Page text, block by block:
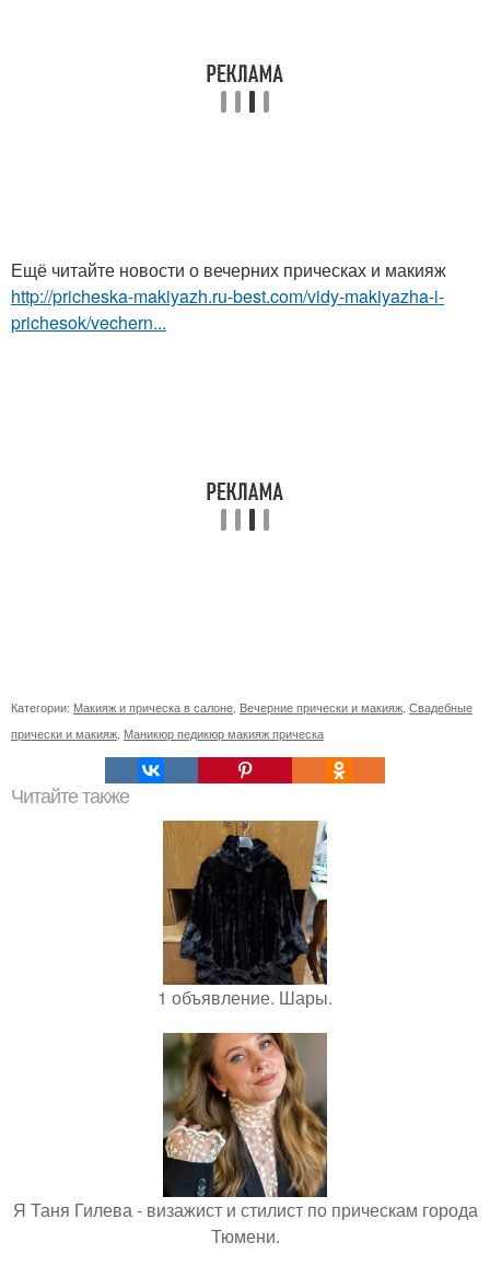
Ещё читайте новости о вечерних прическах и макияж
http://pricheska-makiyazh.ru-best.com/vidy-makiyazha-i-
prichesok/vechern...
Категории: Макияж и прическа в салоне Вечерние прически и макияж Свадебные
прически и макияж Маникюр педикюр макияж прическа
Читайте также
1 объявление. Шары.
Я Таня Гилева - визажист и стилист по прическам города
Тюмени.